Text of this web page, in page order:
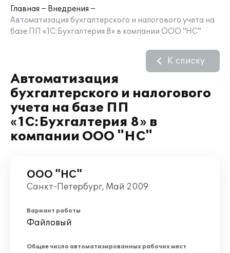
Главная
Внедрения
Автоматизация бухгалтерского и налогового учета на
базе ПП «1C:Бухгалтерия 8» в компании ООО "НС"
Автоматизация
бухгалтерского и налогового
учета на базе ПП
«1C:Бухгалтерия 8» в
компании ООО "НС"
К списку
ООО "НС"
Санкт-Петербург, Май 2009
Вариант работы
Файловый
Общее число автоматизированных рабочих мест